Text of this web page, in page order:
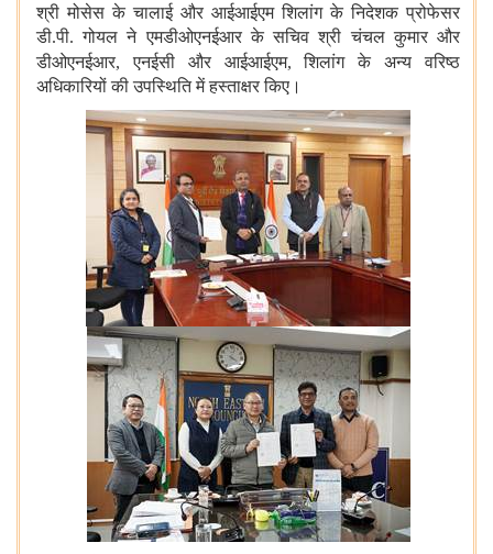
श्री मोसेस के चालाई और आईआईएम शिलांग के निदेशक प्रोफेसर
डी.पी. गोयल ने एमडीओएनईआर के सचिव श्री चंचल कुमार और
डीओएनईआर,एनईसी और आईआईएम, शिलांग
के अन्य वरिष्ठ
अधिकारियों की उपस्थिति में हस्ताक्षर किए।